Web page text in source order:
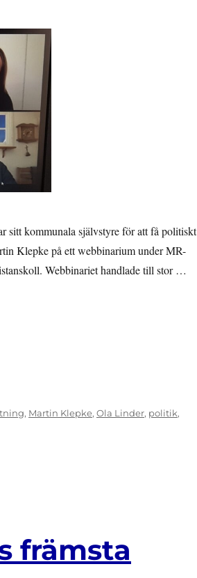
sitt kommunala självstyre för att få politiskt
Klepke på ett webbinarium under MR-
Webbinariet handlade till stor …
, Martin Klepke, Ola Linder, politik,
främsta